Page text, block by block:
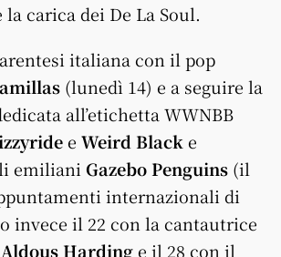
la carica dei De La Soul.
italiana con il pop
(lunedì 14) e a seguire la
all’etichetta WWNBB
e Weird Black e
emiliani Gazebo Penguins (il
internazionali di
invece il 22 con la cantautrice
Aldous Hardinge il 28 con il